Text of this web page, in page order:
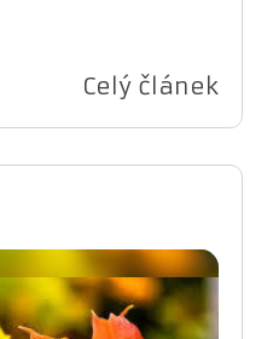
Celý článek